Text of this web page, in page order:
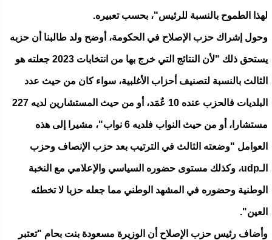
لهذا الطموح بالنسبة للرئيس"، بحسب تعبيره.
وحول إشراك حزب الإصلاح في الحكومة، أوضح ولد طالبنا أن حزبه
يستحق ذلك "لأن النتائج التي خرج بها من انتخابات 2023 جعلته هو
الثالث بالنسبة لتصنيف أحزاب الأغلبية، سواء كان من حيث عدد
البلديات فالحزب عنده 10 عُمَد، أو من حيث المستشارين لديه 227
مستشارا، أو من حيث النواب فلديه 6 نواب"، مشيرا إلى هذه
العوامل "وضعته الثالث في الترتيب بعد حزب الإنصاف وحزب
الـudp، وكذلك مستوى حضوره السياسي والإعلامي مع النخبة
الوطنية وحضوره في المشهد الوطني مما جعله حزبا لا تخطئه
العين".
وأضاف رئيس حزب الإصلاح أن الوزيرة مسعودة بنت بحام "تعتبر